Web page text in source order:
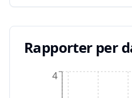
Rapporter per
4